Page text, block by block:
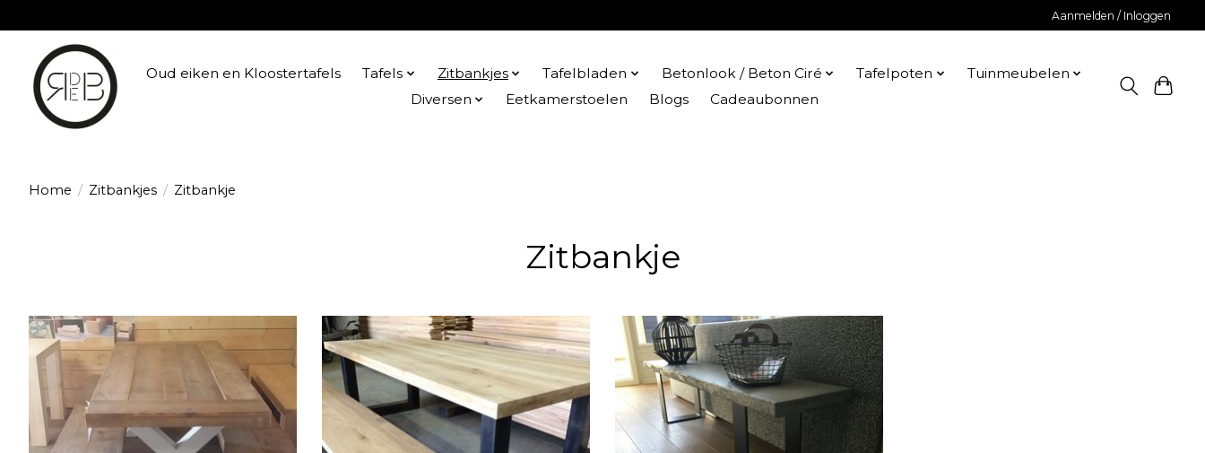
Aanmelden / Inloggen
Oud eiken en Kloostertafels Tafels Zitbankjes Tafelbladen Betonlook / Beton Ciré Tafelpoten
Tuinmeubelen
Diversen
Eetkamerstoelen Blogs Cadeaubonnen
Home / Zitbankjes / Zitbankje
Zitbankje